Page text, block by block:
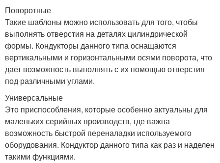
Поворотные
Такие шаблоны можно использовать для того, чтобы
выполнять отверстия на деталях цилиндрической
формы. Кондукторы данного типа оснащаются
вертикальными и горизонтальными осями поворота, что
дает возможность выполнять с их помощью отверстия
под различными углами.
Универсальные
Это приспособления, которые особенно актуальны для
маленьких серийных производств, где важна
возможность быстрой переналадки используемого
оборудования. Кондуктор данного типа как раз и наделен
такими функциями.